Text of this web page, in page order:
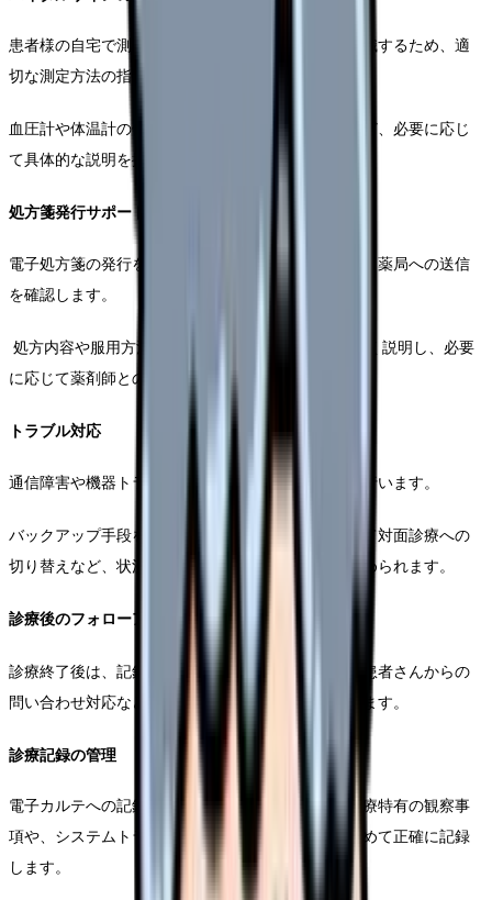
患者様の自宅で測定したバイタルサインを正確に認識するため、適
切な測定方法の指導と数値の確認を行います。
血圧計や体温計の使用方法、測定値の読み取り方など、必要に応じ
て具体的な説明を提供します。
処方箋発行サポート
電子処方箋の発行をサポートし、患者さんが希望する薬局への送信
を確認します。
処方内容や服用方法について患者さんにわかりやすく説明し、必要
に応じて薬剤師との連携も行います。
トラブル対応
通信障害や機器トラブルが発生した際に一度対応を行います。
バックアップ手段を用いた診療継続や、必要に応じて対面診療への
切り替えなど、状況に応じた適切な判断と対応が求められます。
診療後のフォローアップ
診療終了後は、記録の整理や次回的な診療の準備、患者さんからの
問い合わせ対応など、継続ケアのための業務が続きます。
診療記録の管理
電子カルテへの記録入力を行います。オンライン診療特有の観察事
項や、システムトラブルの有無、対応内容なども含めて正確に記録
します。